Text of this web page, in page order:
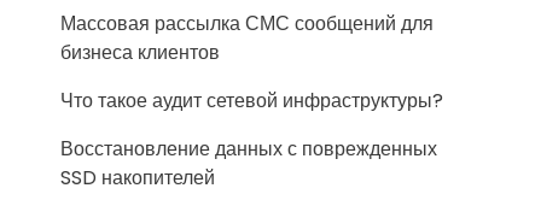
Массовая рассылка СМС сообщений для
бизнеса клиентов
Что такое аудит сетевой инфраструктуры?
Восстановление данных с поврежденных
SSD накопителей